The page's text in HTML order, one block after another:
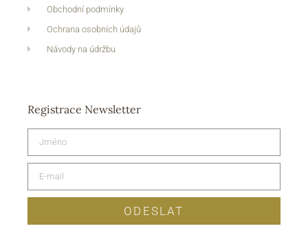
Obchodní podmínky
Ochrana osobních údajů
Návody na údržbu
Registrace Newsletter
ODESLAT